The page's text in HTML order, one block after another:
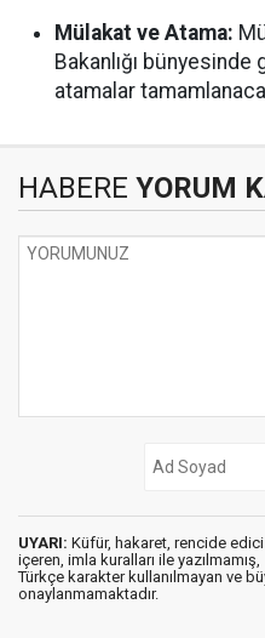
Mülakat ve Atama:
Bakanlığı
atamalar
HABERE YORUM
UYARI: Küfür, hakaret, rencide edici
içeren, imla kuralları ile yazılmamış,
Türkçe karakter kullanılmayan ve
onaylanmamaktadır.